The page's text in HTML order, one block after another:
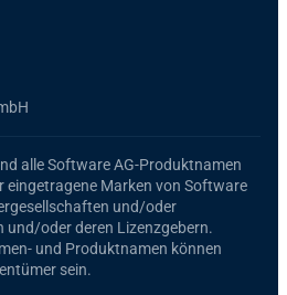
alleSoftware AG-Produktnamen
eingetragene Marken von Software
und/oder
und/oder deren Lizenzgebern.
und Produktnamen können
sein.